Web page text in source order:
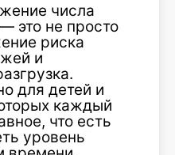
числа
это не просто
риска
и
для детей и
каждый
что есть
уровень